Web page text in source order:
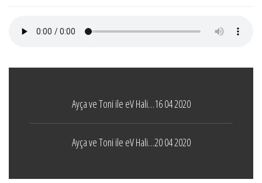
Ayça ve Toni ile eV Hali…16 04 2020
Ayça ve Toni ile eV Hali…20 04 2020